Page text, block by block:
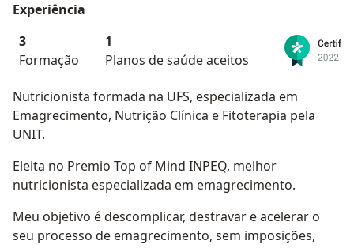
Experiência
3
Formação
1
Planos de saúde aceitos
Nutricionista formada na UFS, especializada em
Emagrecimento, Nutrição Clínica e Fitoterapia pela
UNIT.
Eleita no Premio Top of Mind INPEQ, melhor
nutricionista especializada em emagrecimento.
Meu objetivo é descomplicar, destravar e acelerar o
seu processo de emagrecimento, sem imposições,